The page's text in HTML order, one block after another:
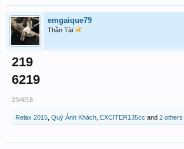
emgaique79
Thần Tài
219
6219
23/4/18
Relax 2015 Quỷ Ảnh Khách EXCITER135cc and 2 others